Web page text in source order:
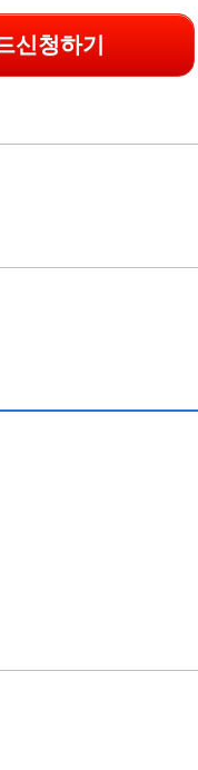
신청하기